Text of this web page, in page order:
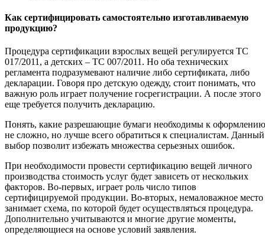
Как сертифицировать самостоятельно изготавливаемую
продукцию?
Процедура сертификации взрослых вещей регулируется ТС
017/2011, а детских – ТС 007/2011. Но оба технических
регламента подразумевают наличие либо сертификата, либо
декларации. Говоря про детскую одежду, стоит понимать, что
важную роль играет получение госрегистрации. А после этого
еще требуется получить декларацию.
Понять, какие разрешающие бумаги необходимы к оформлению
не сложно, но лучше всего обратиться к специалистам. Данный
выбор позволит избежать множества серьезных ошибок.
При необходимости провести сертификацию вещей личного
производства стоимость услуг будет зависеть от нескольких
факторов. Во-первых, играет роль число типов
сертифицируемой продукции. Во-вторых, немаловажное место
занимает схема, по которой будет осуществляться процедура.
Дополнительно учитываются и многие другие моменты,
определяющиеся на основе условий заявления.